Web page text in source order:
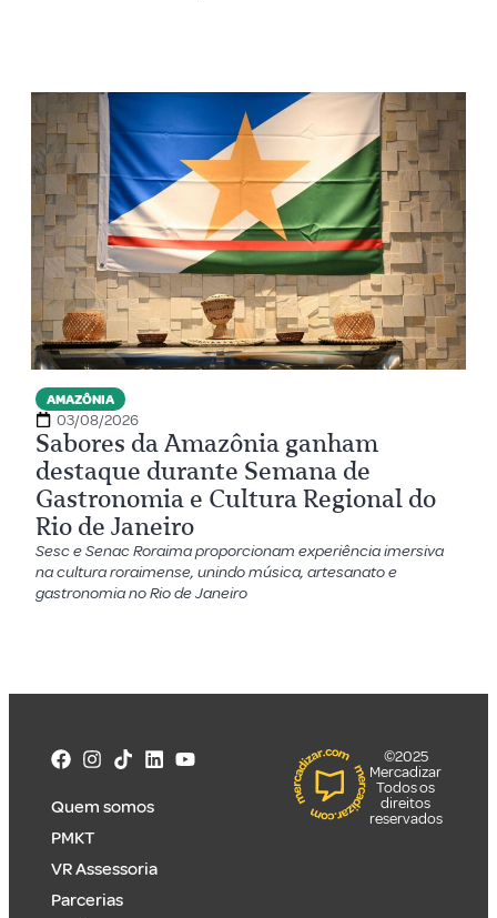
AMAZÔNIA
03/08/2026
Sabores da Amazônia ganham
destaque durante Semana de
Gastronomia e Cultura Regional do
Rio de Janeiro
Sesc e Senac Roraima proporcionam experiência imersiva
na cultura roraimense, unindo música, artesanato e
gastronomia no Rio de Janeiro
Quem somos
PMKT
VR Assessoria
Parcerias
©2025
Mercadizar
Todos os
direitos
reservados